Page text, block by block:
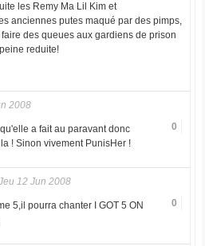
les Remy Ma Lil Kim et
anciennes putes maqué par des pimps,
des queues aux gardiens de prison
reduite!
2008
0
a fait au paravant donc
! Sinon vivement PunisHer !
12 Jun 2008
0
5,il pourra chanter I GOT 5 ON